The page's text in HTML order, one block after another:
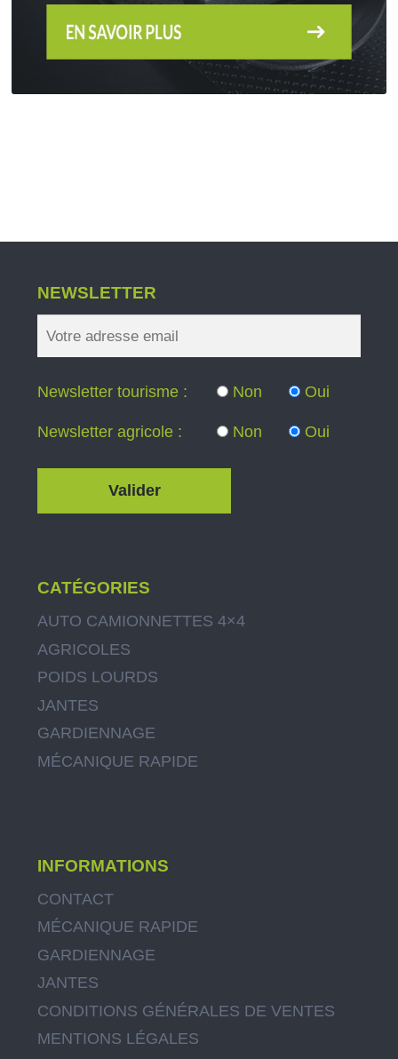
NEWSLETTER
Newsletter tourisme : Non Oui
Newsletter agricole : Non Oui
CATÉGORIES
AUTO CAMIONNETTES 4×4
AGRICOLES
POIDS LOURDS
JANTES
GARDIENNAGE
MÉCANIQUE RAPIDE
INFORMATIONS
CONTACT
MÉCANIQUE RAPIDE
GARDIENNAGE
JANTES
CONDITIONS GÉNÉRALES DE VENTES
MENTIONS LÉGALES